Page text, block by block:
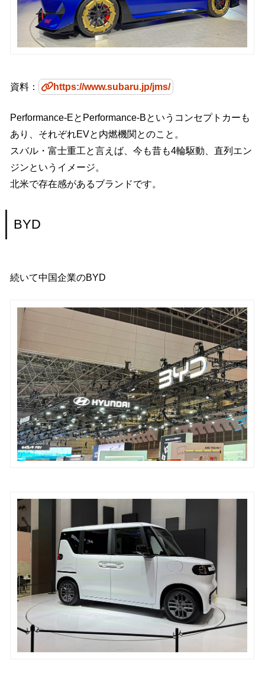
資料： https://www.subaru.jp/jms/
Performance-EとPerformance-Bというコンセプトカーも
あり、それぞれEVと内燃機関とのこと。
スバル・富士重工と言えば、今も昔も4輪駆動、直列エン
ジンというイメージ。
北米で存在感があるブランドです。
BYD
続いて中国企業のBYD